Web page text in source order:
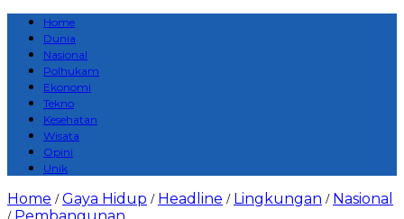
Home
Dunia
Nasional
Polhukam
Ekonomi
Tekno
Kesehatan
Wisata
Opini
Unik
Home /Gaya Hidup / Headline / Lingkungan / Nasional
/